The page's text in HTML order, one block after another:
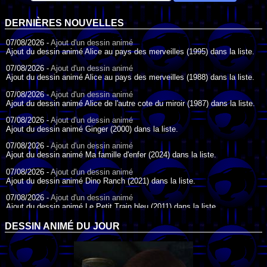
DERNIÈRES NOUVELLES
07/08/2026 - Ajout d'un dessin animé
Ajout du dessin animé Alice au pays des merveilles (1995) dans la liste.
07/08/2026 -Ajout d'un dessin animé
Ajout du dessin animé Alice au pays des merveilles (1988) dans la liste.
07/08/2026 -Ajout d'un dessin animé
Ajout du dessin animé Alice de l'autre cote du miroir (1987) dans la liste.
07/08/2026 - Ajout d'un dessin animé
Ajout du dessin animé Ginger (2000) dans la liste.
07/08/2026 - Ajout d'un dessin animé
Ajout du dessin animé Ma famille d'enfer (2024) dans la liste.
07/08/2026 -Ajout d'un dessin animé
Ajout du dessin animé Dino Ranch (2021) dans la liste.
07/08/2026 -Ajout d'un dessin animé
Ajout du dessin animé Le Petit Train bleu (2011) dans la liste.
07/08/2026 -Ajout d'un dessin animé
Ajout du dessin animé Agent Spécial Oso (2009) dans la liste.
17/07/2026 -
Ajout d'un dessin animé
Ajout du dessin animé Peter Pan (1988) dans la liste.
DESSIN ANIMÉ DU JOUR